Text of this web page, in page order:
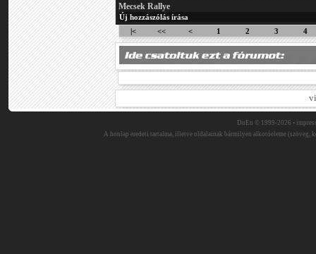
Mecsek Rallye
Új hozzászólás írása
|<
<< < 1 2 3 4
DuEn © 1999-2026 •
A honlap eredeti tartalma, illetve oldalainak bármilyen alkotóeleme (szöveg,